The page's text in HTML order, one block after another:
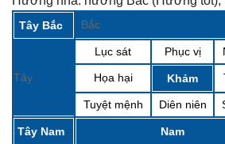
Tây Bắc Bắc
Tây
Lục sát Phục vị
Họa hại Khảm
Tuyệt mệnh Diên niên
Tây Nam Nam